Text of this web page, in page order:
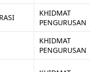
KHIDMAT
PENGURUSAN
KHIDMAT
PENGURUSAN